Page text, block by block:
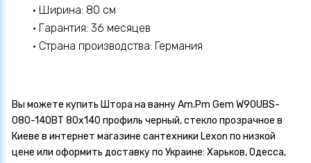
• Ширина: 80 см
• Гарантия: 36 месяцев
• Страна производства: Германия
Вы можете купить Штора на ванну Am.Pm Gem W90UBS-
080-140BT 80х140 профиль черный, стекло прозрачное в
Киеве в интернет магазине сантехники Lexon по низкой
цене или оформить доставку по Украине: Харьков, Одесса,